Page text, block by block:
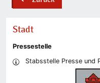
Stadt
Pressestelle
Stabsstelle Presse und